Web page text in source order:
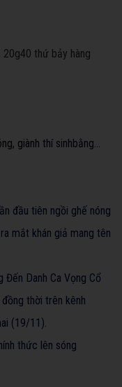
20g40 thứ bảy hàng
ng, giành thí sinhbằng…
đầu tiên ngồi ghế nóng
mắt khán giả mang tên
Danh Ca Vọng Cổ
thời trên kênh
(19/11).